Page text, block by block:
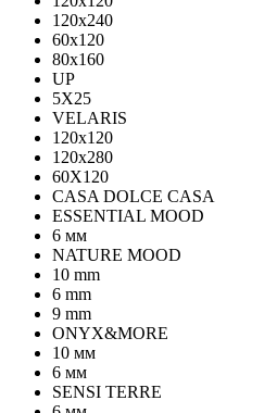
120x240
60x120
80x160
UP
5Х25
VELARIS
120х120
120х280
60X120
CASA DOLCE CASA
ESSENTIAL MOOD
6 мм
NATURE MOOD
10 mm
6 mm
9 mm
ONYX&MORE
10 мм
6 мм
SENSI TERRE